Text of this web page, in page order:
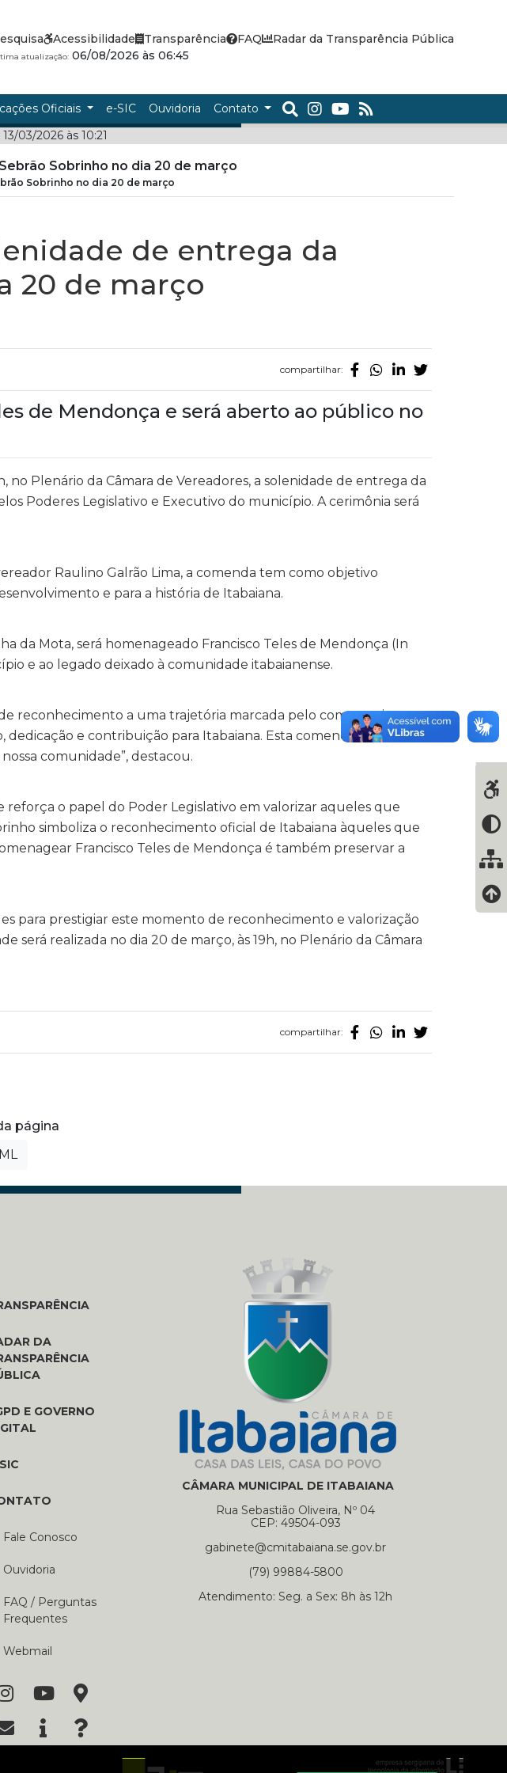
Acessibilidade Transparência FAQ Radar da Transparência Pública
atualização:06/08/2026 às 06:45
Oficiais e-SIC Ouvidoria
Contato
03/2026 às 10:21
Sobrinho no dia 20 de março
Sobrinho no dia 20 de março
de entrega da
20 de março
compartilhar:
de Mendonça e será aberto ao público no
no Plenário da Câmara de Vereadores, a solenidade de entrega da
Poderes Legislativo e Executivo do município. A cerimônia será
Raulino Galrão Lima, a comenda tem como objetivo
e para a história de Itabaiana.
da Mota, será homenageado Francisco Teles de Mendonça (In
e ao legado deixado à comunidade itabaianense.
reconhecimento a uma trajetória marcada pelo compromisso
e contribuição para Itabaiana. Esta comenda é uma
comunidade”, destacou.
reforça o papel do Poder Legislativo em valorizar aqueles que
simboliza o reconhecimento oficial de Itabaiana àqueles que
Francisco Teles de Mendonça é também preservar a
para prestigiar este momento de reconhecimento e valorização
realizada no dia 20 de março, às 19h, no Plenário da Câmara
compartilhar:
página
DA
E GOVERNO
Fale Conosco
Ouvidoria
FAQ / Perguntas
Frequentes
Webmail
CÂMARA MUNICIPAL DE ITABAIANA
Rua Sebastião Oliveira, Nº 04
CEP: 49504-093
gabinete@cmitabaiana.se.gov.br
(79) 99884-5800
Atendimento: Seg. a Sex: 8h às 12h